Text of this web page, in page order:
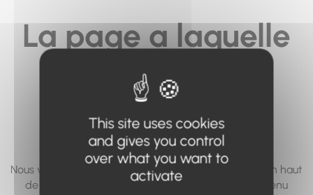
La page a laquelle
vous cherchez à
accéder n'existe
pas... ou plus.
Nous vous invitons à utiliser le moteur de recherche en haut
de page, ou à utiliser le menu pour trouver le contenu
This site uses cookies
and gives you control
over what you want to
activate